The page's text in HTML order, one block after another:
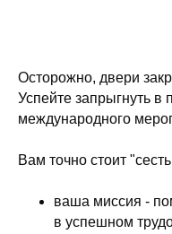
Осторожно, двери
Успейте запрыгнуть в
международного
Вам точно стоит
ваша миссия -
в успешном